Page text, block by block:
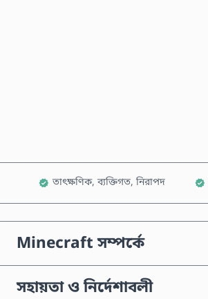
তাৎক্ষণিক, ব্যক্তিগত, নিরাপদ
Minecraft সম্পর্কে
সহায়তা ও নির্দেশাবলী